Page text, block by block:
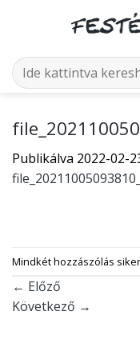
Keresés
a
Publikálva 2022-02-
Mindkét hozzászólás
← Előző
Következő →